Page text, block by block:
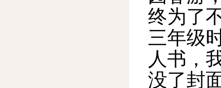
终为了
三年级
人书，
没了封